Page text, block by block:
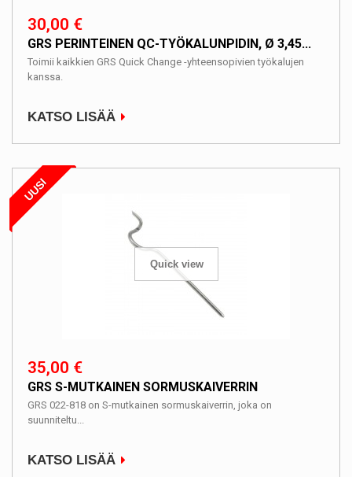
30,00 €
GRS PERINTEINEN QC-TYÖKALUNPIDIN, Ø 3,45...
Toimii kaikkien GRS Quick Change -yhteensopivien työkalujen
kanssa.
KATSO LISÄÄ
Quick view
UUSI
35,00 €
GRS S-MUTKAINEN SORMUSKAIVERRIN
GRS 022-818 on S-mutkainen sormuskaiverrin, joka on
suunniteltu...
KATSO LISÄÄ